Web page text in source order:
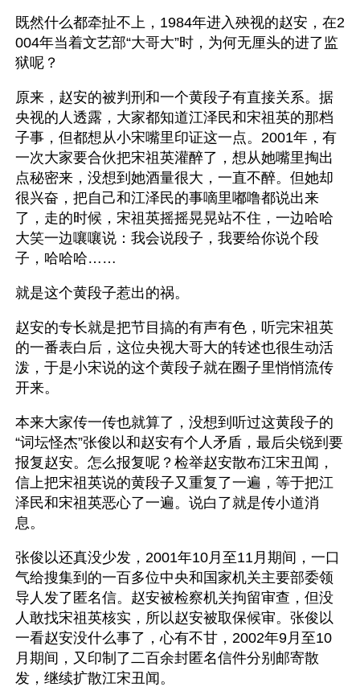
既然什么都牵扯不上，1984年进入殃视的赵安，在2
004年当着文艺部“大哥大”时，为何无厘头的进了监
狱呢？
原来，赵安的被判刑和一个黄段子有直接关系。据
央视的人透露，大家都知道江泽民和宋祖英的那档
子事，但都想从小宋嘴里印证这一点。2001年，有
一次大家要合伙把宋祖英灌醉了，想从她嘴里掏出
点秘密来，没想到她酒量很大，一直不醉。但她却
很兴奋，把自己和江泽民的事嘀里嘟噜都说出来
了，走的时候，宋祖英摇摇晃晃站不住，一边哈哈
大笑一边嚷嚷说：我会说段子，我要给你说个段
子，哈哈哈……
就是这个黄段子惹出的祸。
赵安的专长就是把节目搞的有声有色，听完宋祖英
的一番表白后，这位央视大哥大的转述也很生动活
泼，于是小宋说的这个黄段子就在圈子里悄悄流传
开来。
本来大家传一传也就算了，没想到听过这黄段子的
“词坛怪杰”张俊以和赵安有个人矛盾，最后尖锐到要
报复赵安。怎么报复呢？检举赵安散布江宋丑闻，
信上把宋祖英说的黄段子又重复了一遍，等于把江
泽民和宋祖英恶心了一遍。说白了就是传小道消
息。
张俊以还真没少发，2001年10月至11月期间，一口
气给搜集到的一百多位中央和国家机关主要部委领
导人发了匿名信。赵安被检察机关拘留审查，但没
人敢找宋祖英核实，所以赵安被取保候审。张俊以
一看赵安没什么事了，心有不甘，2002年9月至10
月期间，又印制了二百余封匿名信件分别邮寄散
发，继续扩散江宋丑闻。